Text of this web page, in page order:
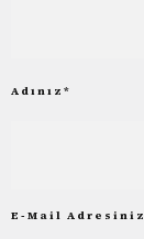
Adınız *
E-Mail Adresiniz